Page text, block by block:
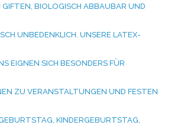
GIFTEN, BIOLOGISCH ABBAUBAR UND
UNBEDENKLICH. UNSERE LATEX-
EIGNEN SICH BESONDERS FÜR
ZU VERANSTALTUNGEN UND FESTEN
KINDERGEBURTSTAG,